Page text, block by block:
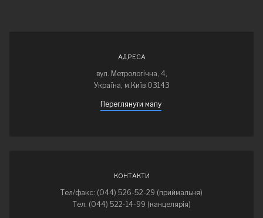
АДРЕСА
вул. Метрологічна, 4,
Україна, м.Київ 03143
Переглянути мапу
КОНТАКТИ
Тел/факс: (044) 526-52-29 (приймальня)
Тел: (044) 522-14-99 (канцелярія)